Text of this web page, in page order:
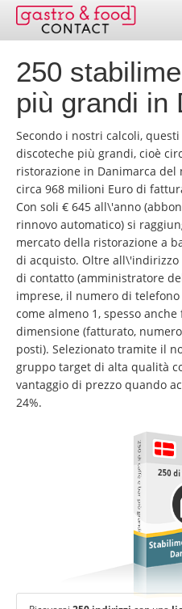
Area
Deutsch
Français
250
più grandi in
Secondo i nostri calcoli,
discoteche più grandi, cioè
ristorazione in Danimarca del
circa 968 milioni Euro di
Con soli € 645 all\'anno
rinnovo automatico) si
mercato della ristorazione a
di acquisto. Oltre all\'indirizzo
di contatto (amministratore
imprese, il numero di
come almeno 1, spesso
dimensione (fatturato,
posti). Selezionato tramite il
gruppo target di alta qualità
vantaggio di prezzo quando
24%.
250 di caffè e bar più grandi 250 di